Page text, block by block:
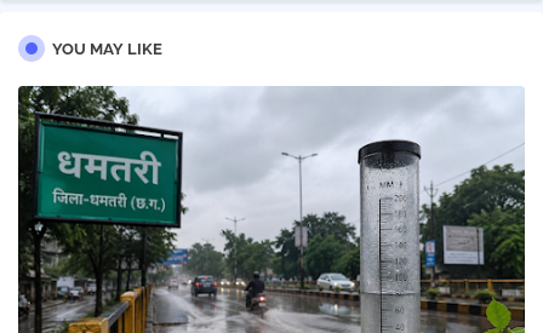
YOU MAY LIKE